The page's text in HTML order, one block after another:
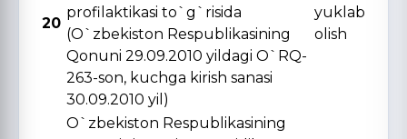
20
profilaktikasi to`g`risida
(O`zbekiston Respublikasining
Qonuni 29.09.2010 yildagi O`RQ-
263-son, kuchga kirish sanasi
30.09.2010 yil)
yuklab
olish
O`zbekiston Respublikasining